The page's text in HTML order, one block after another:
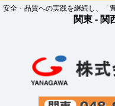
安全・品質への実践を継続し、「
関東 - 関